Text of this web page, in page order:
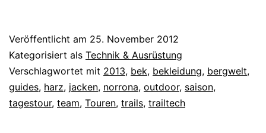
Veröffentlicht am 25. November 2012
Kategorisiert als Technik & Ausrüstung
Verschlagwortet mit 2013, bek, bekleidung, bergwelt,
guides, harz, jacken, norrona, outdoor, saison,
tagestour, team, Touren, trails, trailtech